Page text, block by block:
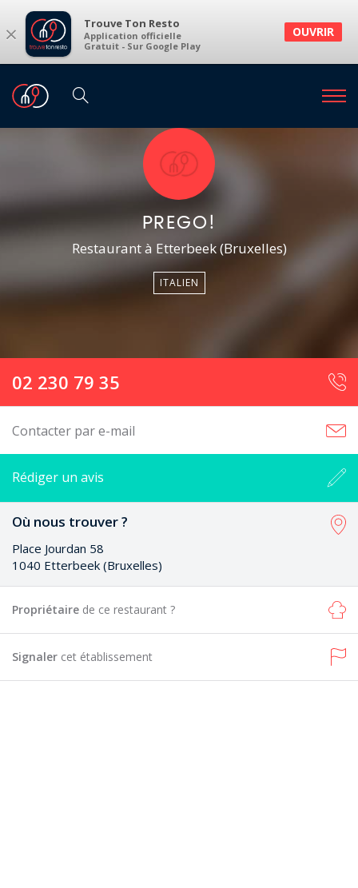
× Trouve Ton Resto
Application officielle
Gratuit - Sur Google Play
OUVRIR
PREGO!
Restaurant à Etterbeek (Bruxelles)
ITALIEN
02 230 79 35
Contacter par e-mail
Rédiger un avis
Où nous trouver ?
Place Jourdan 58
1040 Etterbeek (Bruxelles)
Propriétaire de ce restaurant ?
Signaler cet établissement